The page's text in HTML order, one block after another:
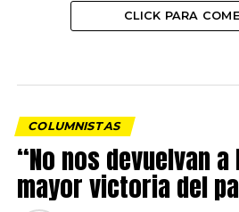
CLICK PARA
COLUMNISTAS
“No nos devuelvan
mayor victoria del